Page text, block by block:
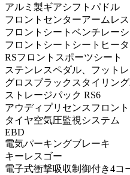
アルミ製ギアシフトパドル
フロントセンターアームレス
フロントシートベンチレー
フロントシートシートヒー
RSフロントスポーツシート
ステンレスペダル、フットレ
グロスブラックスタイリン
ストレージパック RS6
アウディプリセンスフロント
タイヤ空気圧監視システム
EBD
電気パーキングブレーキ
キーレスゴー
電子式衝撃吸収制御付き4コ